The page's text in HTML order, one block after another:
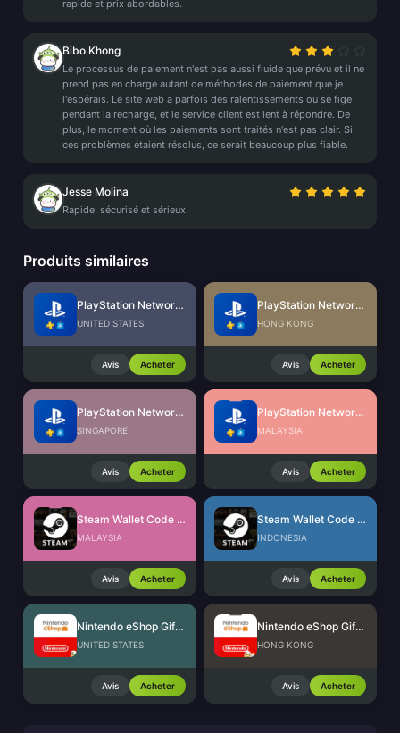
rapide et prix abordables.
Bibo Khong
Le processus de paiement n'est pas aussi fluide que prévu et il ne
prend pas en charge autant de méthodes de paiement que je
l'espérais. Le site web a parfois des ralentissements ou se fige
pendant la recharge, et le service client est lent à répondre. De
plus, le moment où les paiements sont traités n'est pas clair. Si
ces problèmes étaient résolus, ce serait beaucoup plus fiable.
Jesse Molina
Rapide, sécurisé et sérieux.
Produits similaires
PlayStation Network Card (US)
UNITED STATES
Avis Acheter
PlayStation Network Card (HK)
HONG KONG
Avis Acheter
PlayStation Network Card (SG)
SINGAPORE
Avis Acheter
PlayStation Network Card (MY)
MALAYSIA
Avis Acheter
Steam Wallet Code (MYR)
MALAYSIA
Avis Acheter
Steam Wallet Code (IDR)
INDONESIA
Avis Acheter
Nintendo eShop Gift Card (US)
UNITED STATES
Avis Acheter
Nintendo eShop Gift Card (HK)
HONG KONG
Avis Acheter